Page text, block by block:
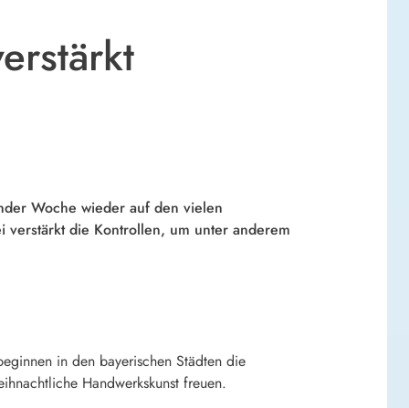
Woche wieder auf den vielen
verstärkt die Kontrollen, um unter anderem
in den bayerischen Städten die
Handwerkskunst freuen.